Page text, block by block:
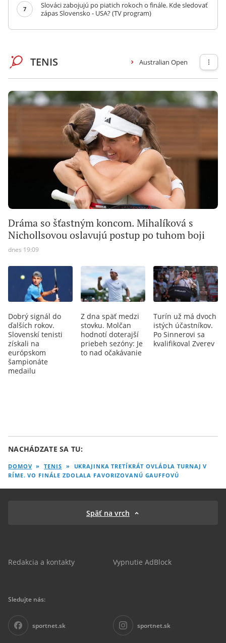
7
Slováci zabojujú po piatich rokoch o finále. Kde sledovať
zápas Slovensko - USA? (TV program)
TENIS Australian Open
Dráma so šťastným koncom. Mihalíková s
Nichollsovou oslavujú postup po tuhom boji
dnes 19:09
Dobrý signál do
ďalších rokov.
Slovenskí tenisti
získali na
európskom
šampionáte
medailu
Z dna späť medzi
stovku. Molčan
hodnotí doterajší
priebeh sezóny: Je
to nad očakávanie
Turín už má dvoch
istých účastníkov.
Po Sinnerovi sa
kvalifikoval Zverev
NACHÁDZATE SA TU:
DOMOV » TENIS »
UKRAJINKA TRETÍKRÁT OVLÁDLA TURNAJ V
RÍME. VO FINÁLE ZDOLALA FAVORIZOVANÚ GAUFFOVÚ
Späť na vrch
Redakcia a kontakty Vypnutie AdBlock
Sledujte nás:
sportnet.sk sportnet.sk